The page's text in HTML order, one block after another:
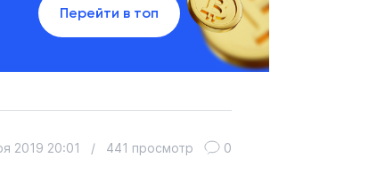
Перейти в топ
2019 20:01 / 441 просмотр 0